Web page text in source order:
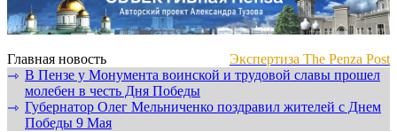
Главная новость
Экспертиза The Penza Post
⇾ В Пензе у Монумента воинской и трудовой славы прошел
молебен в честь Дня Победы
⇾ Губернатор Олег Мельниченко поздравил жителей с Днем
Победы 9 Мая